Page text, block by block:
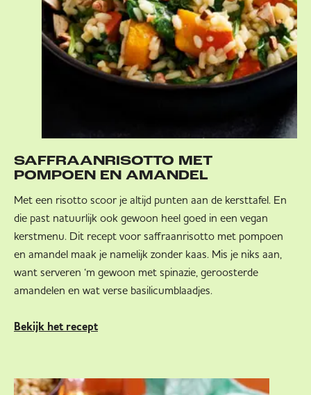
SAFFRAANRISOTTO MET
POMPOEN EN AMANDEL
Met een risotto scoor je altijd punten aan de kersttafel. En
die past natuurlijk ook gewoon heel goed in een vegan
kerstmenu. Dit recept voor saffraanrisotto met pompoen
en amandel maak je namelijk zonder kaas. Mis je niks aan,
want serveren ‘m gewoon met spinazie, geroosterde
amandelen en wat verse basilicumblaadjes.
Bekijk het recept